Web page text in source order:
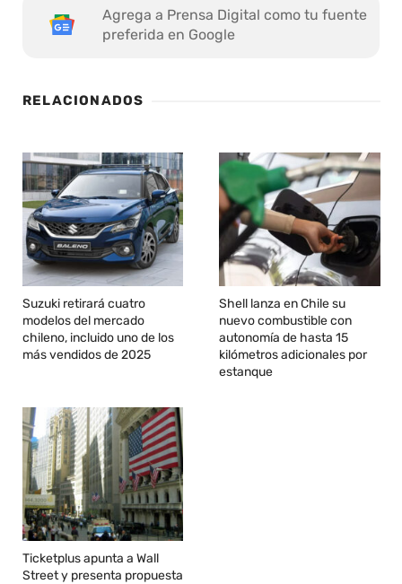
Agrega a Prensa Digital como tu fuente
preferida en Google
RELACIONADOS
Suzuki retirará cuatro
modelos del mercado
chileno, incluido uno de los
más vendidos de 2025
Shell lanza en Chile su
nuevo combustible con
autonomía de hasta 15
kilómetros adicionales por
estanque
Ticketplus apunta a Wall
Street y presenta propuesta